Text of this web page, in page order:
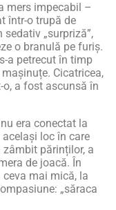
mers impecabil –
într-o trupă de
„surpriză”,
o branulă pe furiș.
a petrecut în timp
Cicatricea,
a fost ascunsă în
era conectat la
loc în care
zâmbit părinților, a
de joacă. În
mai mică, la
„săraca